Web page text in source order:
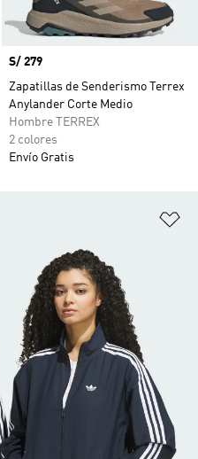
Precio
S/ 279
Zapatillas de Senderismo Terrex
Anylander Corte Medio
Hombre TERREX
2 colores
Envío Gratis